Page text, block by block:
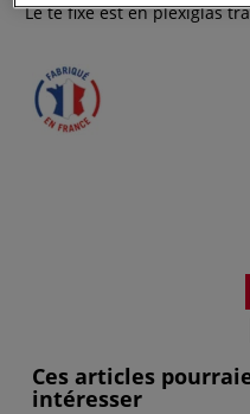
Le té fixe est en plexiglas
Ces articles
intéresser